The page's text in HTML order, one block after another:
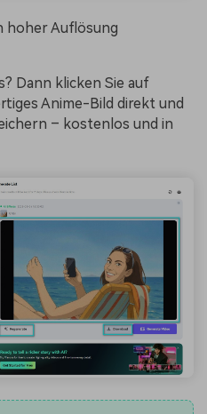
hoher Auflösung
Dann klicken Sie auf
Anime-Bild direkt und
– kostenlos und in